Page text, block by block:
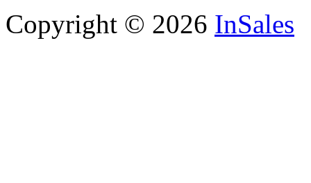
Copyright © 2026 InSales